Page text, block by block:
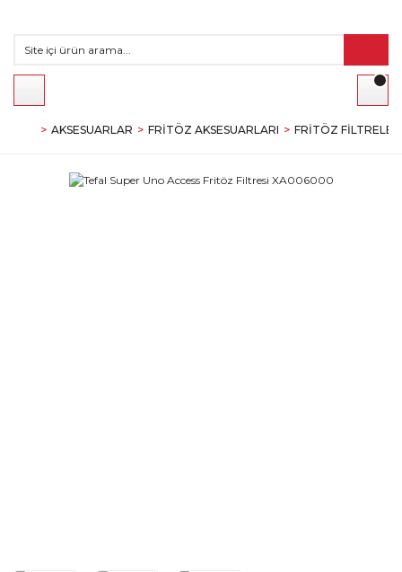
AKSESUARLAR FRITÖZ AKSESUARLARI FRITÖZ